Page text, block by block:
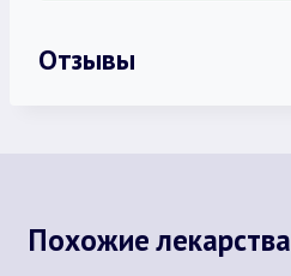
Отзывы
Похожие лекарства